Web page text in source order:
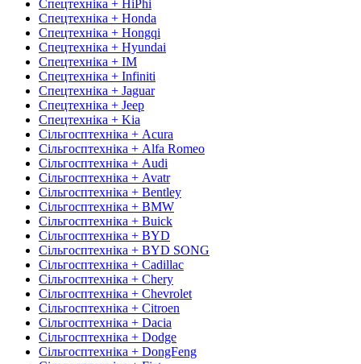
Спецтехніка + HiPhi
Спецтехніка + Honda
Спецтехніка + Hongqi
Спецтехніка + Hyundai
Спецтехніка + IM
Спецтехніка + Infiniti
Спецтехніка + Jaguar
Спецтехніка + Jeep
Спецтехніка + Kia
Сільгосптехніка + Acura
Сільгосптехніка + Alfa Romeo
Сільгосптехніка + Audi
Сільгосптехніка + Avatr
Сільгосптехніка + Bentley
Сільгосптехніка + BMW
Сільгосптехніка + Buick
Сільгосптехніка + BYD
Сільгосптехніка + BYD SONG
Сільгосптехніка + Cadillac
Сільгосптехніка + Chery
Сільгосптехніка + Chevrolet
Сільгосптехніка + Citroen
Сільгосптехніка + Dacia
Сільгосптехніка + Dodge
Сільгосптехніка + DongFeng